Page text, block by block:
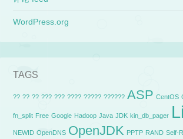
WordPress.org
TAGS
?? ?? ?? ??? ??? ???? ????? ?????? ASP CentOS
fn_split Free Google Hadoop Java JDK kin_db_pager
NEWID OpenDNS OpenJDK PPTP RAND Self-